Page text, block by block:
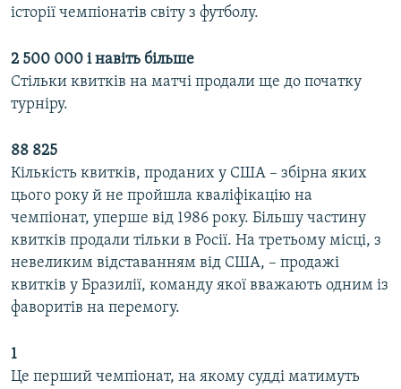
історії чемпіонатів світу з футболу.
2 500 000 і навіть більше
Стільки квитків на матчі продали ще до початку
турніру.
88 825
Кількість квитків, проданих у США – збірна яких
цього року й не пройшла кваліфікацію на
чемпіонат, уперше від 1986 року. Більшу частину
квитків продали тільки в Росії. На третьому місці, з
невеликим відставанням від США, – продажі
квитків у Бразилії, команду якої вважають одним із
фаворитів на перемогу.
1
Це перший чемпіонат, на якому судді матимуть